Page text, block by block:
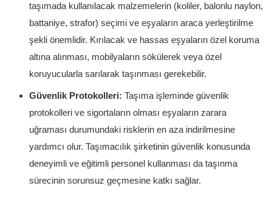
taşımada kullanılacak malzemelerin (koliler, balonlu naylon,
battaniye, strafor) seçimi ve eşyaların araca yerleştirilme
şekli önemlidir. Kırılacak ve hassas eşyaların özel koruma
altına alınması, mobilyaların sökülerek veya özel
koruyucularla sarılarak taşınması gerekebilir.
Güvenlik Protokolleri: Taşıma işleminde güvenlik
protokolleri ve sigortaların olması eşyaların zarara
uğraması durumundaki risklerin en aza indirilmesine
yardımcı olur. Taşımacılık şirketinin güvenlik konusunda
deneyimli ve eğitimli personel kullanması da taşınma
sürecinin sorunsuz geçmesine katkı sağlar.